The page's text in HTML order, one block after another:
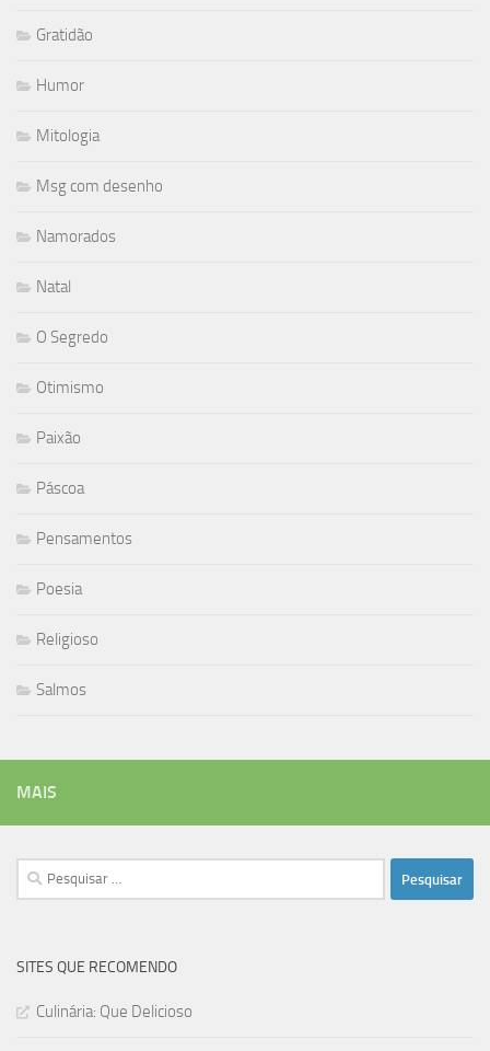
Gratidão
Humor
Mitologia
Msg com desenho
Namorados
Natal
O Segredo
Otimismo
Paixão
Páscoa
Pensamentos
Poesia
Religioso
Salmos
MAIS
Pesquisar
por:
SITES QUE RECOMENDO
Culinária: Que Delicioso